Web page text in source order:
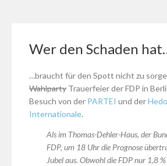
Wer den Schaden
…braucht für den Spott nicht zu
Wahlparty Trauerfeier der FDP in
Besuch von der PARTEI und der
Internationale.
Als im Thomas-Dehler-Haus, der
FDP, um 18 Uhr die Prognose
Jubel aus. Obwohl die FDP nur 1,8